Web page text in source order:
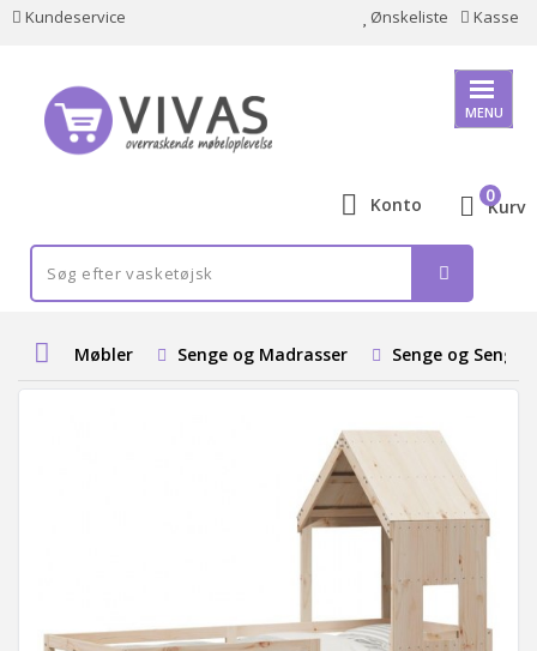
Kundeservice Ønskeliste Kasse
MENU
Konto Kurv
0
Møbler Senge og Madrasser Senge og